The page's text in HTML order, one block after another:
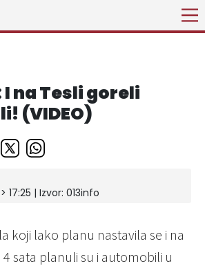
I na Tesli goreli
(VIDEO)
17:25 | Izvor: 013info
koji lako planu nastavila se i na
sata planuli su i automobili u